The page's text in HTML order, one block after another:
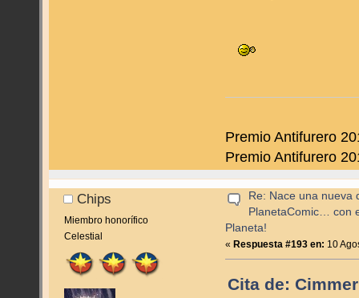
Premio Antifurero
Premio Antifurero
Chips
Miembro honorífico
Celestial
Re: Nace una nueva
PlanetaComic… con
Planeta!
«Respuesta #193 en: 10
Cita de: